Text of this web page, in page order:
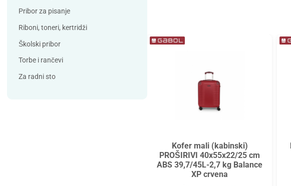
Han
Herma
HJP
Horse
Info Notes
Pribor za pisanje
Riboni, toneri, kertridži
Školski pribor
Torbe i rančevi
Za radni sto
Kofer mali (kabinski)
PROŠIRIVI 40x55x22/25 cm
ABS 39,7/45L-2,7 kg Balance
XP crvena